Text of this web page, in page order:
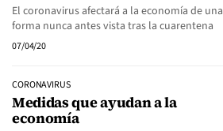
El coronavirus afectará a la economía de una
forma nunca antes vista tras la cuarentena
07/04/20
CORONAVIRUS
Medidas que ayudan a la
economía